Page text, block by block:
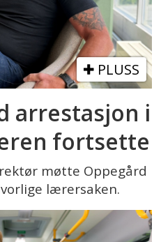
PLUSS
arrestasjon i
fortsette
møtte Oppegård
lærersaken.